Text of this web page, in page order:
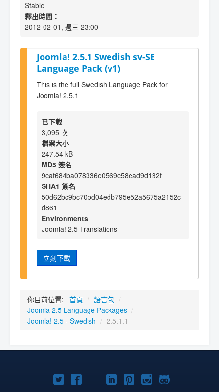
Stable
釋出時間：
2012-02-01, 週三 23:00
Joomla! 2.5.1 Swedish sv-SE
Language Pack (v1)
This is the full Swedish Language Pack for
Joomla! 2.5.1
已下載
3,095 次
檔案大小
247.54 kB
MD5 簽名
9caf684ba078336e0569c58ead9d132f
SHA1 簽名
50d62bc9bc70bd04edb795e52a5675a2152c
d861
Environments
Joomla! 2.5 Translations
立刻下載
你目前位置: 首頁 / 語言包 /
Joomla 2.5 Language Packages /
Joomla! 2.5 - Swedish / 2.5.1.1
TwitterFacebookYouTube
Linkedln
Pinterest
Instagram
GitHub